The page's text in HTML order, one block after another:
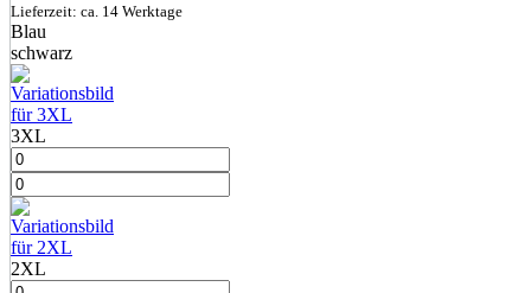
Lieferzeit: ca. 14 Werktage
Blau
schwarz
3XL
2XL